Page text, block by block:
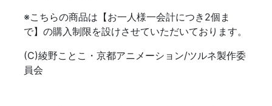
※こちらの商品は【お一人様一会計につき2個ま
で】の購入制限を設けさせていただいております。
(C)綾野ことこ・京都アニメーション/ツルネ製作委
員会